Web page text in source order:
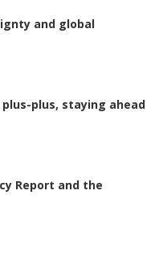
and global
plus, staying ahead
Report and the